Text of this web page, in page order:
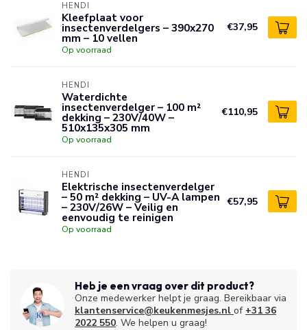
HENDI
Kleefplaat voor
insectenverdelgers – 390x270
mm – 10 vellen
Op voorraad
€37,95
HENDI
Waterdichte
insectenverdelger – 100 m²
dekking – 230V/40W –
510x135x305 mm
Op voorraad
€110,95
HENDI
Elektrische insectenverdelger
– 50 m² dekking – UV-A lampen
– 230V/26W – Veilig en
eenvoudig te reinigen
Op voorraad
€57,95
Heb je een vraag over dit product?
Onze medewerker helpt je graag. Bereikbaar via
klantenservice@keukenmesjes.nl of +31 36
2022 550. We helpen u graag!